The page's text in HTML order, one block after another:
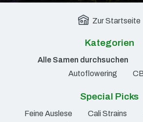
Zur Startseite
Kategorien
Alle Samen durchsuchen
Autoflowering
Special Picks
Feine Auslese Cali Strains